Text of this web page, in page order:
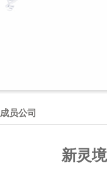
成员公司
新灵